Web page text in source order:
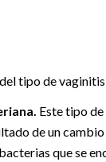
tipo de
Este tipo
de un
que se